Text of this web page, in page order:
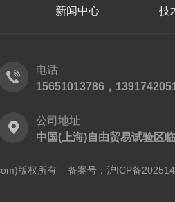
新闻中心 技
电话
15651013786，
公司地址
中国(上海)自由贸易试验区
版权所有 备案号：沪ICP备